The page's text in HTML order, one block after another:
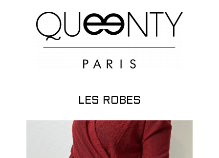
LES ROBES